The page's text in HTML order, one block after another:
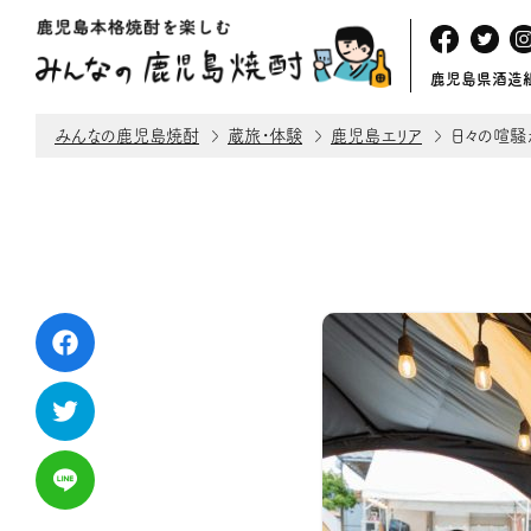
鹿児島県酒造
みんなの鹿児島焼酎 蔵旅・体験 鹿児島エリア 日々の喧騒